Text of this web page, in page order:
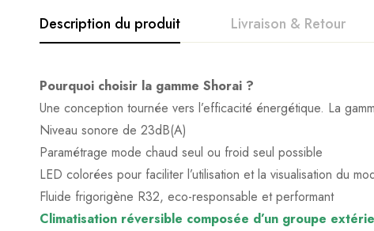
Description du produit Livraison & Retour
Pourquoi choisir la gamme Shorai ?
Une conception tournée vers l’efficacité énergétique. La
Niveau sonore de 23dB(A)
Paramétrage mode chaud seul ou froid seul possible
LED colorées pour faciliter l’utilisation et la visualisation du
Fluide frigorigène R32, eco-responsable et performant
Climatisation réversible composée d’un groupe
Texte à venir, à voir avec Julien !
Avis clients
Basé sur 0 avis
Il n'y a pas encore d'avis, donnez le vôtre en premier !
Questions clients
0question sur ce produit
Aucune question actuellement. Devenez le premier à poser